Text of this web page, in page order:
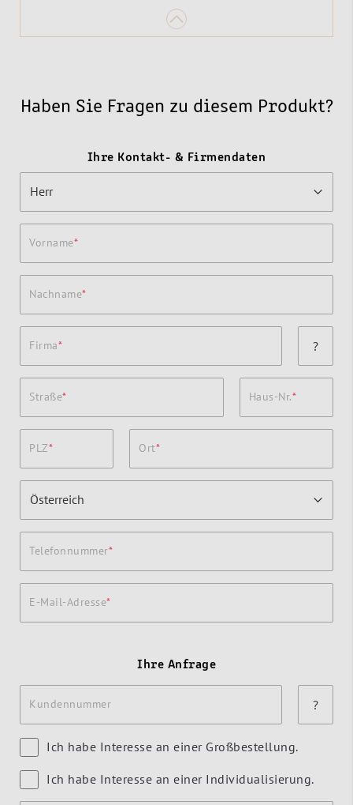
Haben Sie Fragen zu diesem Produkt?
Ihre Kontakt- & Firmendaten
Vorname
Nachname
Firma ?
Straße Haus-Nr.
PLZ Ort
Telefonnummer
E-Mail-Adresse
Ihre Anfrage
Kundennummer ?
Ich habe Interesse an einer Großbestellung.
Ich habe Interesse an einer Individualisierung.